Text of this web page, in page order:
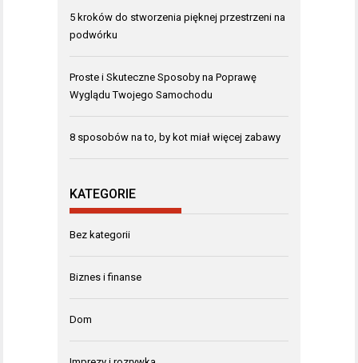
5 kroków do stworzenia pięknej przestrzeni na
podwórku
Proste i Skuteczne Sposoby na Poprawę
Wyglądu Twojego Samochodu
8 sposobów na to, by kot miał więcej zabawy
KATEGORIE
Bez kategorii
Biznes i finanse
Dom